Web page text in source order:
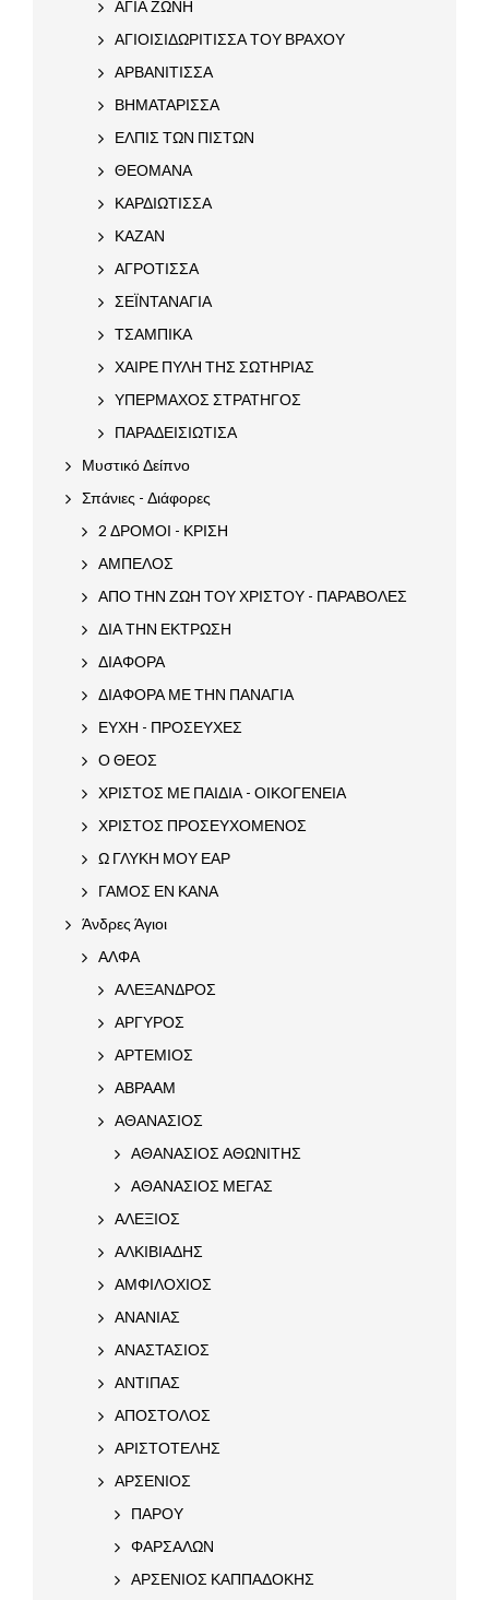
ΑΓΙΑ ΖΩΝΗ
ΑΓΙΟΙΣΙΔΩΡΙΤΙΣΣΑ ΤΟΥ ΒΡΑΧΟΥ
ΑΡΒΑΝΙΤΙΣΣΑ
ΒΗΜΑΤΑΡΙΣΣΑ
ΕΛΠΙΣ ΤΩΝ ΠΙΣΤΩΝ
ΘΕΟΜΑΝΑ
ΚΑΡΔΙΩΤΙΣΣΑ
ΚΑΖΑΝ
ΑΓΡΟΤΙΣΣΑ
ΣΕΪΝΤΑΝΑΓΙΑ
ΤΣΑΜΠΙΚΑ
ΧΑΙΡΕ ΠΥΛΗ ΤΗΣ ΣΩΤΗΡΙΑΣ
ΥΠΕΡΜΑΧΟΣ ΣΤΡΑΤΗΓΟΣ
ΠΑΡΑΔΕΙΣΙΩΤΙΣΑ
Μυστικό Δείπνο
Σπάνιες - Διάφορες
2 ΔΡΟΜΟΙ - ΚΡΙΣΗ
ΑΜΠΕΛΟΣ
ΑΠΟ ΤΗΝ ΖΩΗ ΤΟΥ ΧΡΙΣΤΟΥ - ΠΑΡΑΒΟΛΕΣ
ΔΙΑ ΤΗΝ ΕΚΤΡΩΣΗ
ΔΙΑΦΟΡΑ
ΔΙΑΦΟΡΑ ΜΕ ΤΗΝ ΠΑΝΑΓΙΑ
ΕΥΧΗ - ΠΡΟΣΕΥΧΕΣ
Ο ΘΕΟΣ
ΧΡΙΣΤΟΣ ΜΕ ΠΑΙΔΙΑ - ΟΙΚΟΓΕΝΕΙΑ
ΧΡΙΣΤΟΣ ΠΡΟΣΕΥΧΟΜΕΝΟΣ
Ω ΓΛΥΚΗ ΜΟΥ ΕΑΡ
ΓΑΜΟΣ ΕΝ ΚΑΝΑ
Άνδρες Άγιοι
ΑΛΦΑ
ΑΛΕΞΑΝΔΡΟΣ
ΑΡΓΥΡΟΣ
ΑΡΤΕΜΙΟΣ
ΑΒΡΑΑΜ
ΑΘΑΝΑΣΙΟΣ
ΑΘΑΝΑΣΙΟΣ ΑΘΩΝΙΤΗΣ
ΑΘΑΝΑΣΙΟΣ ΜΕΓΑΣ
ΑΛΕΞΙΟΣ
ΑΛΚΙΒΙΑΔΗΣ
ΑΜΦΙΛΟΧΙΟΣ
ΑΝΑΝΙΑΣ
ΑΝΑΣΤΑΣΙΟΣ
ΑΝΤΙΠΑΣ
ΑΠΟΣΤΟΛΟΣ
ΑΡΙΣΤΟΤΕΛΗΣ
ΑΡΣΕΝΙΟΣ
ΠΑΡΟΥ
ΦΑΡΣΑΛΩΝ
ΑΡΣΕΝΙΟΣ ΚΑΠΠΑΔΟΚΗΣ